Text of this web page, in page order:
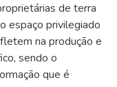
de terra
espaço privilegiado
na produção e
sendo o
que é